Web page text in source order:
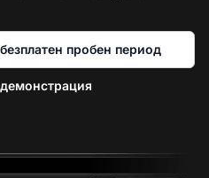
пробен период